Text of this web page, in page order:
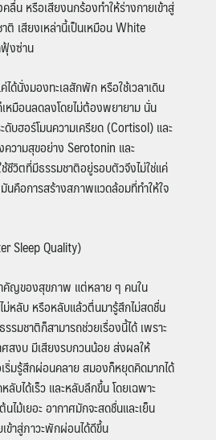
ลื่น หรือเสียงนกร้องทำให้ร่างกายเข้าสู่
เสียงเหล่านี้เป็นเหมือน White
งซ่าน
ได้นั่งมองทะเลสักพัก หรือใช้เวลาเดิน
เหมือนลดลงโดยไม่ต้องพยายาม นั่น
ดับฮอร์โมนความเครียด (Cortisol) และ
วามสุขอย่าง Serotonin และ
ชีวิตที่มีธรรมชาติอยู่รอบตัวจึงไม่ใช่แค่
นคือการสร้างสภาพแวดล้อมที่ทำให้ใจ
Sleep Quality)
คัญของสุขภาพ แต่หลาย ๆ คนใน
หลับ หรือหลับแล้วตื่นมารู้สึกไม่สดชื่น
รมชาติก็สามารถช่วยเรื่องนี้ได้ เพราะ
สงบ มีเสียงรบกวนน้อย ส่งผลให้
ริ่มรู้สึกผ่อนคลาย สมองก็หยุดคิดมากได้
บได้เร็ว และหลับลึกขึ้น โดยเฉพาะ
ไม้เยอะ อากาศมักจะสดชื่นและเย็น
ข้าสู่ภาวะพักผ่อนได้ดีขึ้น